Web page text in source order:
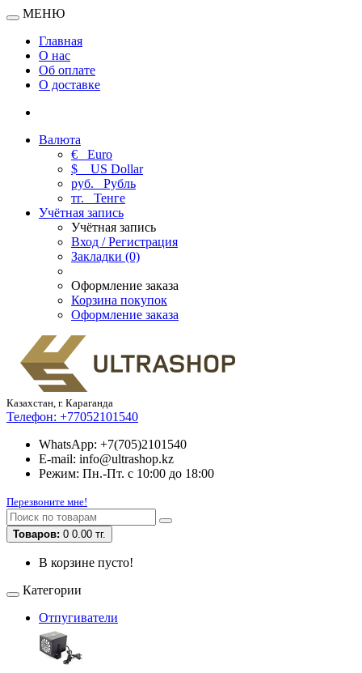
МЕНЮ
Главная
О нас
Об оплате
О доставке
Валюта
€ Euro
$
US Dollar
руб. Рубль
тг. Тенге
Учётная запись
Учётная запись
Вход / Регистрация
Закладки (0)
Оформление заказа
Корзина покупок
Оформление заказа
Казахстан, г. Караганда
Телефон: +77052101540
WhatsApp: +7(705)2101540
E-mail: info@ultrashop.kz
Режим: Пн.-Пт. с 10:00 до 18:00
Перезвоните мне!
Товаров: 0 0.00 тг.
В корзине пусто!
Категории
Отпугиватели